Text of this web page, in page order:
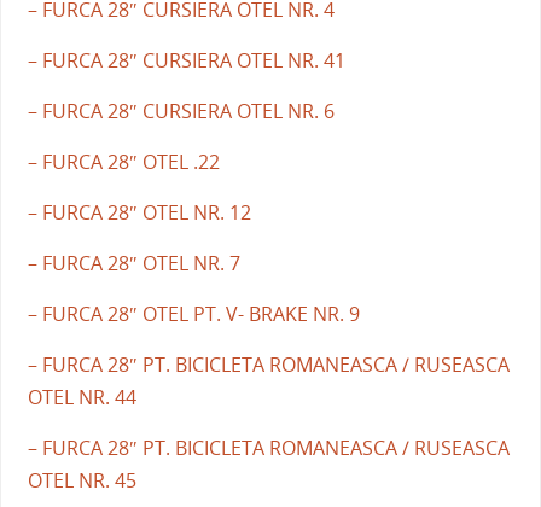
– FURCA 28″ CURSIERA OTEL NR. 4
– FURCA 28″ CURSIERA OTEL NR. 41
– FURCA 28″ CURSIERA OTEL NR. 6
– FURCA 28″ OTEL .22
– FURCA 28″ OTEL NR. 12
– FURCA 28″ OTEL NR. 7
– FURCA 28″ OTEL PT. V- BRAKE NR. 9
– FURCA 28″ PT. BICICLETA ROMANEASCA / RUSEASCA
OTEL NR. 44
– FURCA 28″ PT. BICICLETA ROMANEASCA / RUSEASCA
OTEL NR. 45